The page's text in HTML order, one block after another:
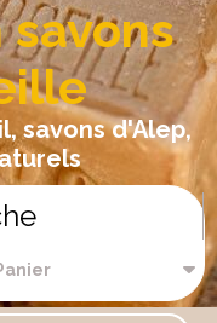
d'Alep,